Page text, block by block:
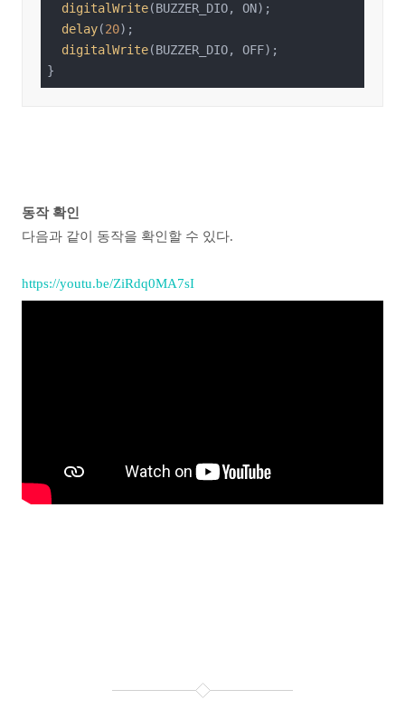
digitalWrite(BUZZER_DIO, ON);
delay(20);
digitalWrite(BUZZER_DIO, OFF);
}
동작 확인
다음과 같이 동작을 확인할 수 있다.
https://youtu.be/ZiRdq0MA7sI